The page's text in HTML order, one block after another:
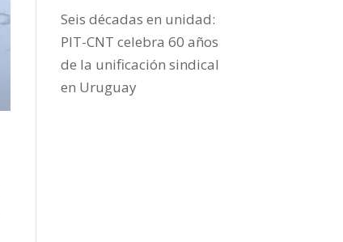
Seis décadas en unidad:
PIT-CNT celebra 60 años
de la unificación sindical
en Uruguay